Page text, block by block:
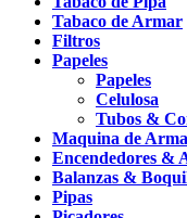
Tabaco de Armar
Filtros
Papeles
Papeles
Celulosa
Tubos &
Maquina de
Encendedores &
Balanzas &
Pipas